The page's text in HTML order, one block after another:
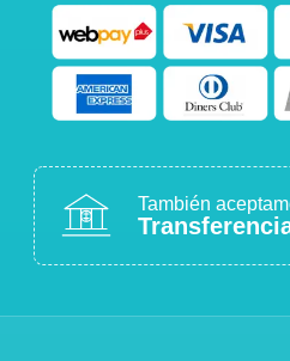
También